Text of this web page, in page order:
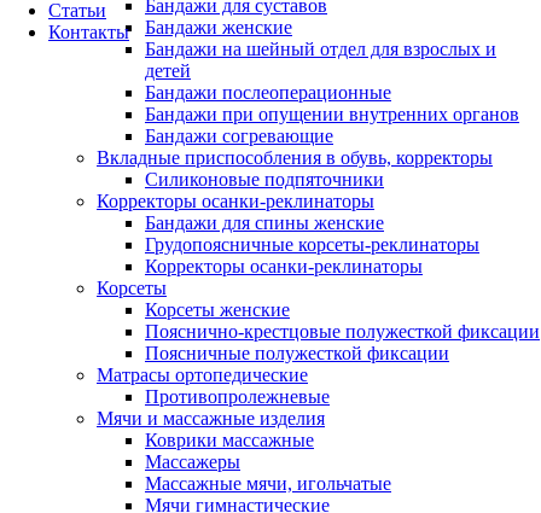
Статьи
Контакты
Бандажи для суставов
Бандажи женские
Бандажи на шейный отдел для взрослых и
детей
Бандажи послеоперационные
Бандажи при опущении внутренних органов
Бандажи согревающие
Вкладные приспособления в обувь, корректоры
Силиконовые подпяточники
Корректоры осанки-реклинаторы
Бандажи для спины женские
Грудопоясничные корсеты-реклинаторы
Корректоры осанки-реклинаторы
Корсеты
Корсеты женские
Пояснично-крестцовые полужесткой фиксации
Поясничные полужесткой фиксации
Матрасы ортопедические
Противопролежневые
Мячи и массажные изделия
Коврики массажные
Массажеры
Массажные мячи, игольчатые
Мячи гимнастические